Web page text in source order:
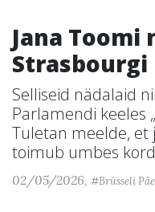
Jana Toomi
Selliseid nädalaid
Parlamendi keeles
Tuletan meelde, et
toimub umbes
02/05/2026, #Brüsseli